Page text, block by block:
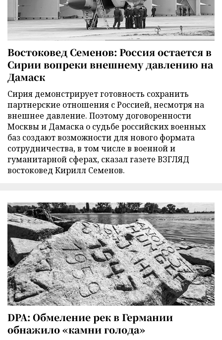
Востоковед Семенов: Россия остается в
Сирии вопреки внешнему давлению на
Дамаск
Сирия демонстрирует готовность сохранить
партнерские отношения с Россией, несмотря на
внешнее давление. Поэтому договоренности
Москвы и Дамаска о судьбе российских военных
баз создают возможности для нового формата
сотрудничества, в том числе в военной и
гуманитарной сферах, сказал газете ВЗГЛЯД
востоковед Кирилл Семенов.
DPA: Обмеление рек в Германии
обнажило «камни голода»